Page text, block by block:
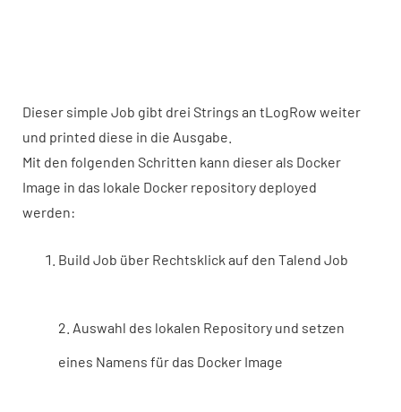
Dieser simple Job gibt drei Strings an tLogRow weiter
und printed diese in die Ausgabe.
Mit den folgenden Schritten kann dieser als Docker
Image in das lokale Docker repository deployed
werden:
Build Job über Rechtsklick auf den Talend Job
2. Auswahl des lokalen Repository und setzen
eines Namens für das Docker Image